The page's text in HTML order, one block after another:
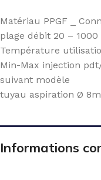
Matériau PPGF _
plage débit 20 – 1000
Température
Min-Max injection
suivant modèle
tuyau aspiration Ø
Informations